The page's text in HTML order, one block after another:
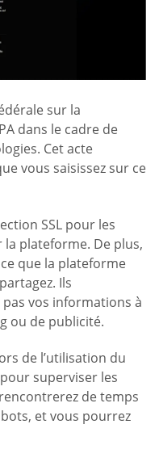
sur la
dans le cadre de
Cet acte
vous saisissez sur ce
SSL pour les
plateforme. De plus,
que la plateforme
Ils
vos informations à
ou de publicité.
de l’utilisation du
superviser les
de temps
et vous pourrez